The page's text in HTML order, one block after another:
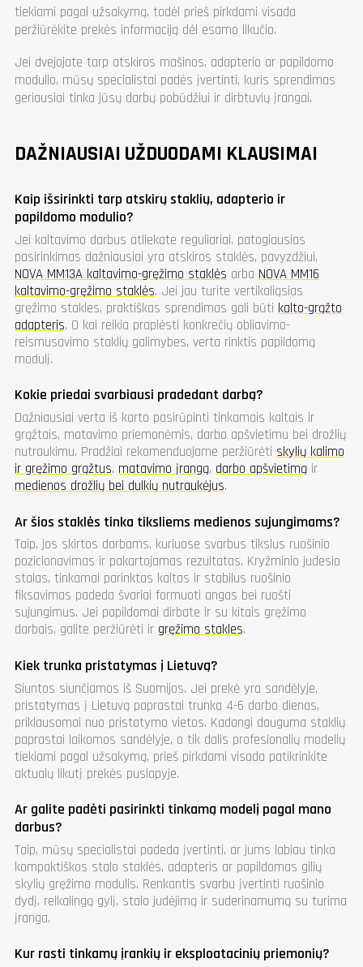
tiekiami pagal užsakymą, todėl prieš pirkdami visada
peržiūrėkite prekės informaciją dėl esamo likučio.
Jei dvejojate tarp atskiros mašinos, adapterio ar papildomo
modulio, mūsų specialistai padės įvertinti, kuris sprendimas
geriausiai tinka jūsų darbų pobūdžiui ir dirbtuvių įrangai.
DAŽNIAUSIAI UŽDUODAMI KLAUSIMAI
Kaip išsirinkti tarp atskirų staklių, adapterio ir
papildomo modulio?
Jei kaltavimo darbus atliekate reguliariai, patogiausias
pasirinkimas dažniausiai yra atskiros staklės, pavyzdžiui,
NOVA MM13A kaltavimo-gręžimo staklės arba NOVA MM16
kaltavimo-gręžimo staklės. Jei jau turite vertikaliąsias
gręžimo stakles, praktiškas sprendimas gali būti kalto-grąžto
adapteris. O kai reikia praplėsti konkrečių obliavimo-
reismusavimo staklių galimybes, verta rinktis papildomą
modulį.
Kokie priedai svarbiausi pradedant darbą?
Dažniausiai verta iš karto pasirūpinti tinkamais kaltais ir
grąžtais, matavimo priemonėmis, darbo apšvietimu bei drožlių
nutraukimu. Pradžiai rekomenduojame peržiūrėti skylių kalimo
ir gręžimo grąžtus, matavimo įrangą, darbo apšvietimą ir
medienos drožlių bei dulkių nutraukėjus.
Ar šios staklės tinka tiksliems medienos sujungimams?
Taip, jos skirtos darbams, kuriuose svarbus tikslus ruošinio
pozicionavimas ir pakartojamas rezultatas. Kryžminio judesio
stalas, tinkamai parinktas kaltas ir stabilus ruošinio
fiksavimas padeda švariai formuoti angas bei ruošti
sujungimus. Jei papildomai dirbate ir su kitais gręžimo
darbais, galite peržiūrėti ir gręžimo stakles.
Kiek trunka pristatymas į Lietuvą?
Siuntos siunčiamos iš Suomijos. Jei prekė yra sandėlyje,
pristatymas į Lietuvą paprastai trunka 4-6 darbo dienas,
priklausomai nuo pristatymo vietos. Kadangi dauguma staklių
paprastai laikomos sandėlyje, o tik dalis profesionalių modelių
tiekiami pagal užsakymą, prieš pirkdami visada patikrinkite
aktualų likutį prekės puslapyje.
Ar galite padėti pasirinkti tinkamą modelį pagal mano
darbus?
Taip, mūsų specialistai padeda įvertinti, ar jums labiau tinka
kompaktiškos stalo staklės, adapteris ar papildomas gilių
skylių gręžimo modulis. Renkantis svarbu įvertinti ruošinio
dydį, reikalingą gylį, stalo judėjimą ir suderinamumą su turima
įranga.
Kur rasti tinkamų įrankių ir eksploatacinių priemonių?